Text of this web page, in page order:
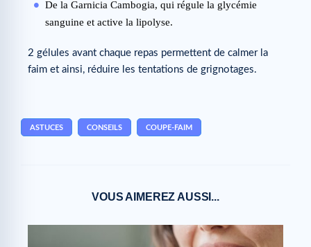
De la Garnicia Cambogia, qui régule la glycémie
sanguine et active la lipolyse.
2 gélules avant chaque repas permettent de calmer la
faim et ainsi, réduire les tentations de grignotages.
ASTUCES CONSEILS COUPE-FAIM
VOUS AIMEREZ AUSSI...